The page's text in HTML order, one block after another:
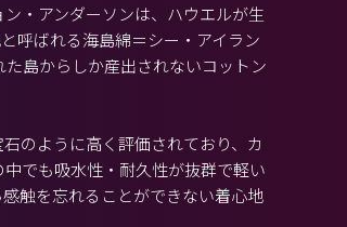
・アンダーソンは、ハウエルが生
呼ばれる海島綿＝シー・アイラン
島からしか産出されないコットン
のように高く評価されており、カ
でも吸水性・耐久性が抜群で軽い
触を忘れることができない着心地